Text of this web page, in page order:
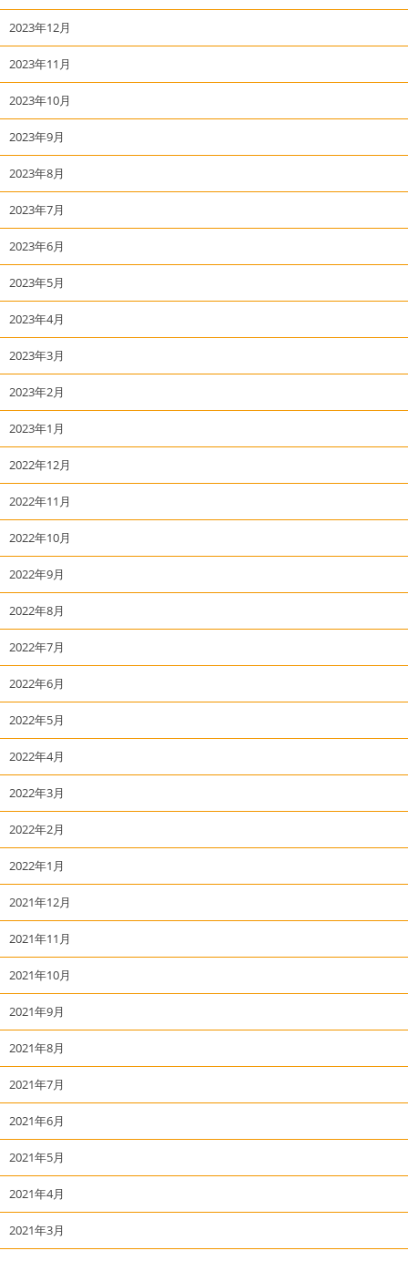
2023年12月
2023年11月
2023年10月
2023年9月
2023年8月
2023年7月
2023年6月
2023年5月
2023年4月
2023年3月
2023年2月
2023年1月
2022年12月
2022年11月
2022年10月
2022年9月
2022年8月
2022年7月
2022年6月
2022年5月
2022年4月
2022年3月
2022年2月
2022年1月
2021年12月
2021年11月
2021年10月
2021年9月
2021年8月
2021年7月
2021年6月
2021年5月
2021年4月
2021年3月